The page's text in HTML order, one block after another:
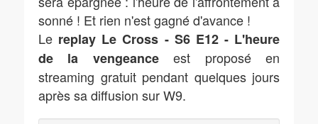
sonné ! Et rien n'est gagné d'avance !
Le replay Le Cross - S6 E12 - L'heure
de la vengeanceest proposé en
streaming gratuit pendant quelques jours
après sa diffusion sur W9.